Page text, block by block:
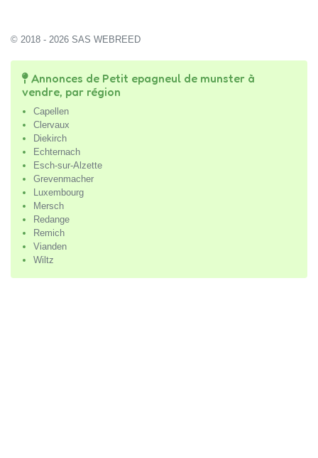
© 2018 - 2026 SAS WEBREED
Annonces de Petit epagneul de munster à
vendre, par région
Capellen
Clervaux
Diekirch
Echternach
Esch-sur-Alzette
Grevenmacher
Luxembourg
Mersch
Redange
Remich
Vianden
Wiltz